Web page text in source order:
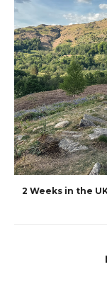
2 Weeks in the